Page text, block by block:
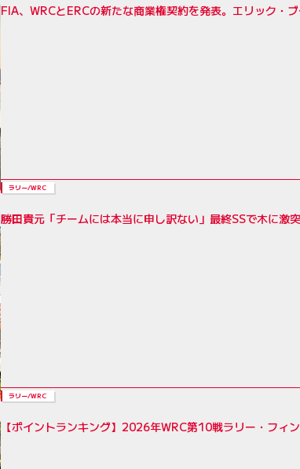
FIA、WRCとERCの新たな商業権契約を発表。エリック・
ラリー/WRC
勝田貴元「チームには本当に申し訳ない」最終SSで木に
ラリー/WRC
【ポイントランキング】2026年WRC第10戦ラリー・フィ